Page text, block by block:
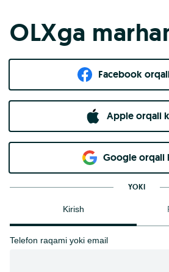
OLXga
Facebook
Apple orqali
Goo​g​le orqali
YOKI
Kirish
Telefon raqami yoki email